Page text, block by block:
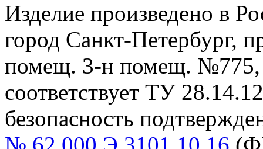
Изделие произведено в
город Санкт-Петербург,
помещ. 3-н помещ. №775,
cоответствует ТУ
безопасность